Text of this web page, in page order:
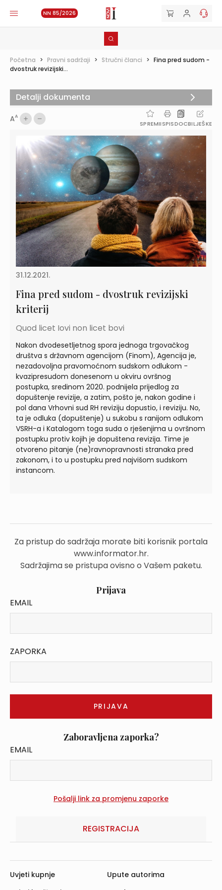
NN 85/2026
Početna > Pravni sadržaji > Stručni članci > Fina pred sudom -
dvostruk revizijski...
AA
SPREMIISPISDOCBILJEŠKE
31.12.2021.
Fina pred sudom - dvostruk revizijski
kriterij
Quod licet Iovi non licet bovi
Nakon dvodesetljetnog spora jednoga trgovačkog
društva s državnom agencijom (Finom), Agencija je,
nezadovoljna pravomoćnom sudskom odlukom -
kvazipresudom donesenom u okviru ovršnog
postupka, sredinom 2020. podnijela prijedlog za
dopuštenje revizije, a zatim, pošto je, nakon godine i
pol dana Vrhovni sud RH reviziju dopustio, i reviziju. No,
ta je odluka (dopuštenje) u sukobu s ranijom odlukom
VSRH-a i Katalogom toga suda o rješenjima u ovršnom
postupku protiv kojih je dopuštena revizija. Time je
otvoreno pitanje (ne)ravnopravnosti stranaka pred
zakonom, i to u postupku pred najvišom sudskom
instancom.
Za pristup do sadržaja morate biti korisnik portala
www.informator.hr.
Sadržajima se pristupa ovisno o Vašem paketu.
Prijava
EMAIL
ZAPORKA
Zaboravljena zaporka?
EMAIL
REGISTRACIJA
Detalji dokumenta
Uvjeti kupnje
Upute autorima